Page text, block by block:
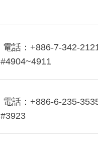
電話：+886-7-342-
#4904~4911
電話：+886-6-235-
#3923